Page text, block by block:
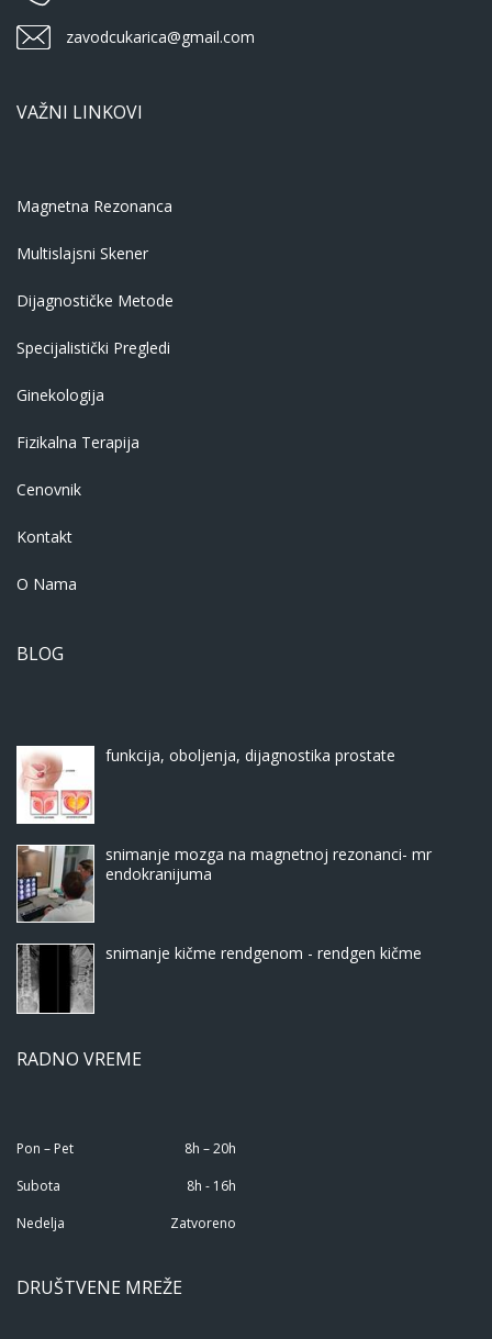
zavodcukarica@gmail.com
VAŽNI LINKOVI
Magnetna Rezonanca
Multislajsni Skener
Dijagnostičke Metode
Specijalistički Pregledi
Ginekologija
Fizikalna Terapija
Cenovnik
Kontakt
O Nama
BLOG
funkcija, oboljenja, dijagnostika prostate
snimanje mozga na magnetnoj rezonanci- mr
endokranijuma
snimanje kičme rendgenom - rendgen kičme
RADNO VREME
Pon – Pet
8h – 20h
Subota
8h - 16h
Nedelja
Zatvoreno
DRUŠTVENE MREŽE